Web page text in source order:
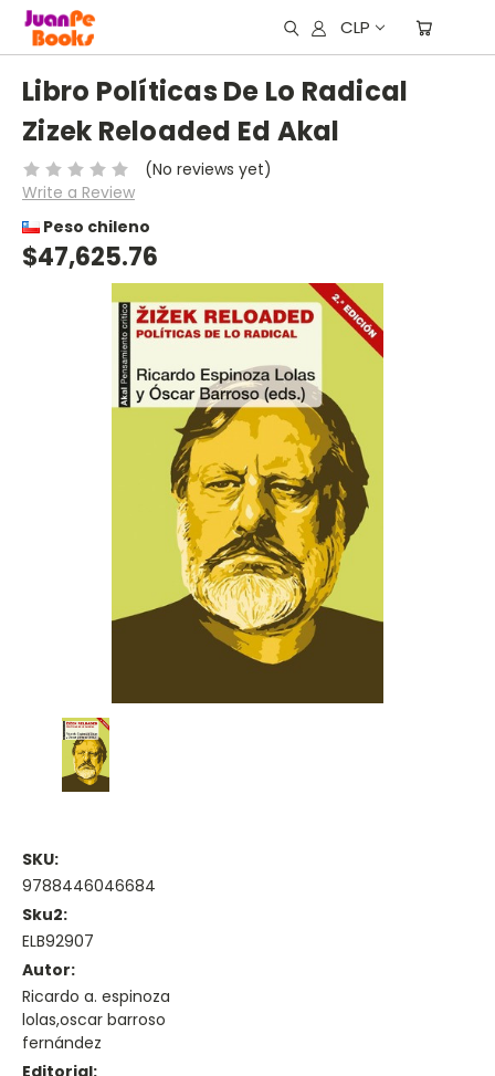
CLP
Libro Políticas De Lo Radical
Zizek Reloaded Ed Akal
(No reviews yet)
Write a Review
Peso chileno
$47,625.76
SKU:
9788446046684
Sku2:
ELB92907
Autor:
Ricardo a. espinoza
lolas,oscar barroso
fernández